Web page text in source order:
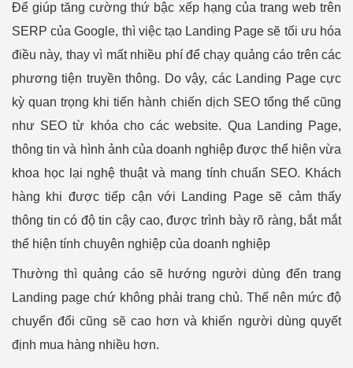
Để giúp tăng cường thứ bậc xếp hạng của trang web trên
SERP của Google, thì việc tạo Landing Page sẽ tối ưu hóa
điều này, thay vì mất nhiều phí để chạy quảng cáo trên các
phương tiện truyền thông. Do vậy, các Landing Page cực
kỳ quan trọng khi tiến hành chiến dịch SEO tổng thể cũng
như SEO từ khóa cho các website. Qua Landing Page,
thông tin và hình ảnh của doanh nghiệp được thể hiện vừa
khoa học lại nghệ thuật và mang tính chuẩn SEO. Khách
hàng khi được tiếp cận với Landing Page sẽ cảm thấy
thông tin có độ tin cậy cao, được trình bày rõ ràng, bắt mắt
thể hiện tính chuyên nghiệp của doanh nghiệp
Thường thì quảng cáo sẽ hướng người dùng đến trang
Landing page chứ không phải trang chủ. Thế nên mức độ
chuyển đổi cũng sẽ cao hơn và khiến người dùng quyết
định mua hàng nhiều hơn.